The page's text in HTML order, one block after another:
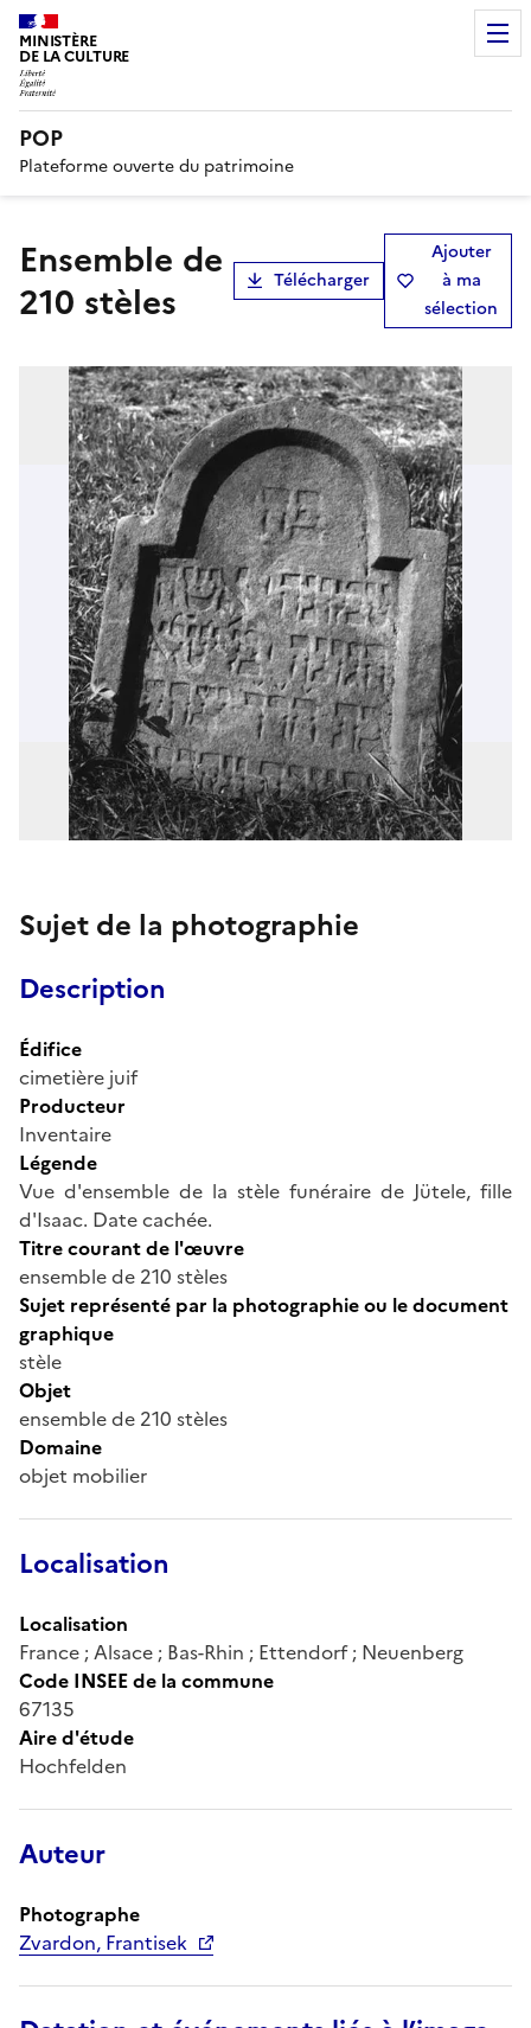
MINISTÈRE
DE LA CULTURE
POP
Plateforme ouverte du patrimoine
ensemble de
210 stèles
Télécharger
Ajouter
à ma
sélection
Sujet de la photographie
Description
Édifice
cimetière juif
Producteur
Inventaire
Légende
Vue d'ensemble de la stèle funéraire de Jütele, fille
d'Isaac. Date cachée.
Titre courant de l'œuvre
ensemble de 210 stèles
Sujet représenté par la photographie ou le document
graphique
stèle
Objet
ensemble de 210 stèles
Domaine
objet mobilier
Localisation
Localisation
France ; Alsace ; Bas-Rhin ; Ettendorf ; Neuenberg
Code INSEE de la commune
67135
Aire d'étude
Hochfelden
Auteur
Photographe
Zvardon, Frantisek